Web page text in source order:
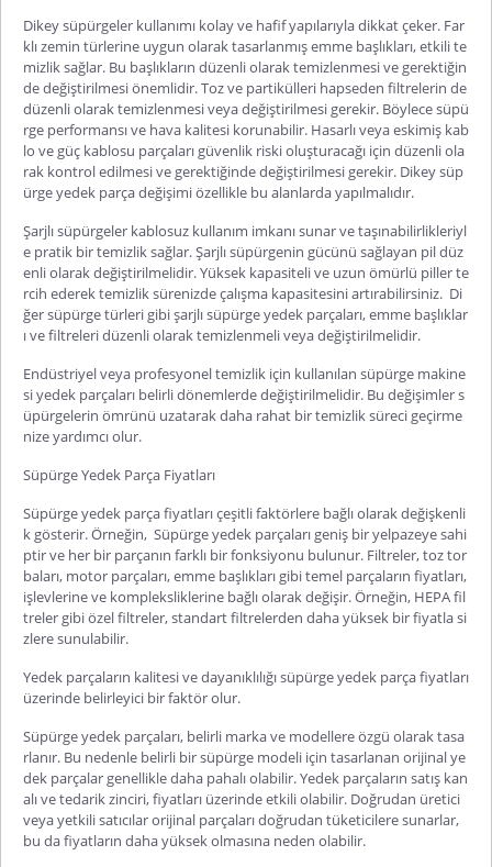
Dikey süpürgeler kullanımı kolay ve hafif yapılarıyla dikkat çeker. Far
klı zemin türlerine uygun olarak tasarlanmış emme başlıkları, etkili te
mizlik sağlar. Bu başlıkların düzenli olarak temizlenmesi ve gerektiğin
de değiştirilmesi önemlidir. Toz ve partikülleri hapseden filtrelerin de
düzenli olarak temizlenmesi veya değiştirilmesi gerekir. Böylece süpü
rge performansı ve hava kalitesi korunabilir. Hasarlı veya eskimiş kab
lo ve güç kablosu parçaları güvenlik riski oluşturacağı için düzenli ola
rak kontrol edilmesi ve gerektiğinde değiştirilmesi gerekir. Dikey süp
ürge yedek parçadeğişimi özellikle bu alanlarda yapılmalıdır.
Şarjlı süpürgeler kablosuz kullanım imkanı sunar ve taşınabilirlikleriyl
e pratik bir temizlik sağlar. Şarjlı süpürgenin gücünü sağlayan pil düz
enli olarak değiştirilmelidir. Yüksek kapasiteli ve uzun ömürlü piller te
rcih ederek temizlik sürenizde çalışma kapasitesini artırabilirsiniz. Di
ğer süpürge türleri gibişarjlı süpürge yedek parçaları, emme başlıklar
ı ve filtreleri düzenli olarak temizlenmeli veya değiştirilmelidir.
Endüstriyel veya profesyonel temizlik için kullanılan süpürge makine
si yedek parçaları belirli dönemlerde değiştirilmelidir. Bu değişimler s
üpürgelerin ömrünü uzatarak daha rahat bir temizlik süreci geçirme
nize yardımcı olur.
Süpürge Yedek Parça Fiyatları
Süpürge yedek parça fiyatları çeşitli faktörlere bağlı olarak değişkenli
k gösterir. Örneğin, Süpürge yedek parçaları geniş bir yelpazeye sahi
ptir ve her bir parçanın farklı bir fonksiyonu bulunur. Filtreler, toz tor
baları, motor parçaları, emme başlıkları gibi temel parçaların fiyatları,
işlevlerine ve kompleksliklerine bağlı olarak değişir. Örneğin, HEPA fil
treler gibi özel filtreler, standart filtrelerden daha yüksek bir fiyatla si
zlere sunulabilir.
Yedek parçaların kalitesi ve dayanıklılığısüpürge yedek parça fiyatları
üzerinde belirleyici bir faktör olur.
Süpürge yedek parçaları, belirli marka ve modellere özgü olarak tasa
rlanır. Bu nedenle belirli bir süpürge modeli için tasarlanan orijinal ye
dek parçalar genellikle daha pahalı olabilir. Yedek parçaların satış kan
alı ve tedarik zinciri, fiyatları üzerinde etkili olabilir. Doğrudan üretici
veya yetkili satıcılar orijinal parçaları doğrudan tüketicilere sunarlar,
bu da fiyatların daha yüksek olmasına neden olabilir.